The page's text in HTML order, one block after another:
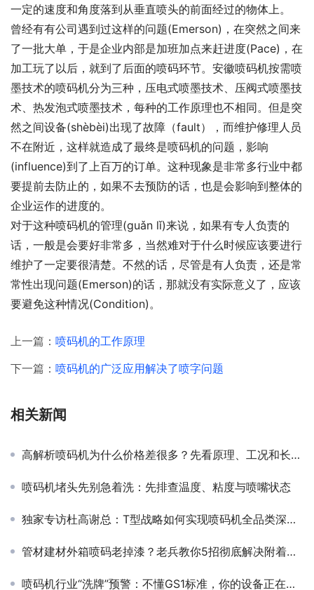
一定的速度和角度落到从垂直喷头的前面经过的物体上。
曾经有有公司遇到过这样的问题(Emerson)，在突然之间来
了一批大单，于是企业内部是加班加点来赶进度(Pace)，在
加工玩了以后，就到了后面的喷码环节。安徽喷码机按需喷
墨技术的喷码机分为三种，压电式喷墨技术、压阀式喷墨技
术、热发泡式喷墨技术，每种的工作原理也不相同。但是突
然之间设备(shèbèi)出现了故障（fault），而维护修理人员
不在附近，这样就造成了最终是喷码机的问题，影响
(influence)到了上百万的订单。这种现象是非常多行业中都
要提前去防止的，如果不去预防的话，也是会影响到整体的
企业运作的进度的。
对于这种喷码机的管理(guǎn lǐ)来说，如果有专人负责的
话，一般是会要好非常多，当然难对于什么时候应该要进行
维护了一定要很清楚。不然的话，尽管是有人负责，还是常
常性出现问题(Emerson)的话，那就没有实际意义了，应该
要避免这种情况(Condition)。
上一篇： 喷码机的工作原理
下一篇： 喷码机的广泛应用解决了喷字问题
相关新闻
高解析喷码机为什么价格差很多？先看原理、工况和长期成本
喷码机堵头先别急着洗：先排查温度、粘度与喷嘴状态
独家专访杜高谢总：T型战略如何实现喷码机全品类深度布局？
管材建材外箱喷码老掉漆？老兵教你5招彻底解决附着力难题！
喷码机行业“洗牌”预警：不懂GS1标准，你的设备正在失去核心竞争力！